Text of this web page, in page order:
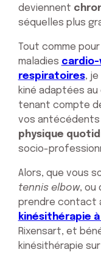
deviennent
séquelles plus
Tout comme
maladies cardio-
respiratoires, je
kiné adaptées
tenant compte
vos
physique
socio-
Alors, que vous
tennis elbow, ou
prendre contact
kinésithérapie à
Rixensart, et
kinésithérapie